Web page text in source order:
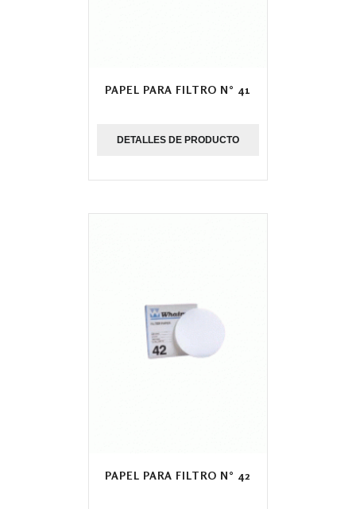
PAPEL PARA FILTRO N° 41
DETALLES DE PRODUCTO
PAPEL PARA FILTRO N° 42